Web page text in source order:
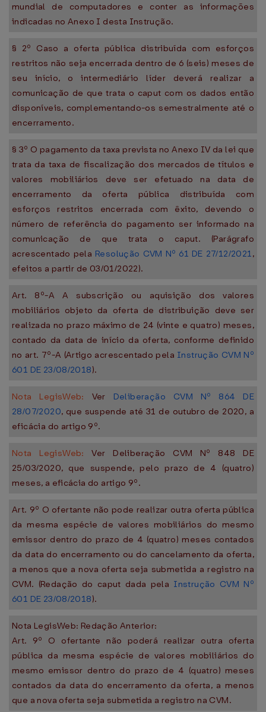
mundial de computadores e conter as informações
indicadas no Anexo I desta Instrução.
§ 2º Caso a oferta pública distribuída com esforços
restritos não seja encerrada dentro de 6 (seis) meses de
seu início, o intermediário líder deverá realizar a
comunicação de que trata o caput com os dados então
disponíveis, complementando-os semestralmente até o
encerramento.
§ 3º O pagamento da taxa prevista no Anexo IV da lei que
trata da taxa de fiscalização dos mercados de títulos e
valores mobiliários deve ser efetuado na data de
encerramento da oferta pública distribuída com
esforços restritos encerrada com êxito, devendo o
número de referência do pagamento ser informado na
comunicação de que trata o caput. (Parágrafo
acrescentado pela Resolução CVM Nº 61 DE 27/12/2021,
efeitos a partir de 03/01/2022).
Art. 8º-A A subscrição ou aquisição dos valores
mobiliários objeto da oferta de distribuição deve ser
realizada no prazo máximo de 24 (vinte e quatro) meses,
contado da data de início da oferta, conforme definido
no art. 7º-A (Artigo acrescentado pela Instrução CVM Nº
601 DE 23/08/2018).
Nota LegisWeb: Ver Deliberação CVM Nº 864 DE
28/07/2020, que suspende até 31 de outubro de 2020, a
eficácia do artigo 9º.
Nota LegisWeb:Ver Deliberação CVM Nº 848 DE
25/03/2020, que suspende, pelo prazo de 4 (quatro)
meses, a eficácia do artigo 9º.
Art. 9º O ofertante não pode realizar outra oferta pública
da mesma espécie de valores mobiliários do mesmo
emissor dentro do prazo de 4 (quatro) meses contados
da data do encerramento ou do cancelamento da oferta,
a menos que a nova oferta seja submetida a registro na
CVM. (Redação do caput dada pela Instrução CVM Nº
601 DE 23/08/2018).
Nota LegisWeb: Redação Anterior:
Art. 9º O ofertante não poderá realizar outra oferta
pública da mesma espécie de valores mobiliários do
mesmo emissor dentro do prazo de 4 (quatro) meses
contados da data do encerramento da oferta, a menos
que a nova oferta seja submetida a registro na CVM.